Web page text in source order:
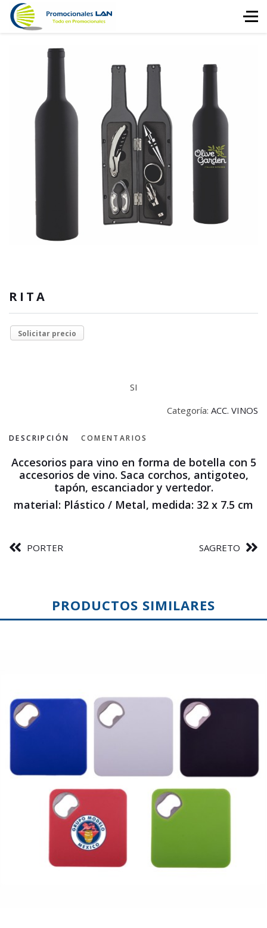
RITA
Solicitar precio
SI
Categoría: ACC. VINOS
DESCRIPCIÓN COMENTARIOS
Accesorios para vino en forma de botella con 5
accesorios de vino. Saca corchos, antigoteo,
tapón, escanciador y vertedor.
material: Plástico / Metal, medida: 32 x 7.5 cm
PORTER SAGRETO
PRODUCTOS SIMILARES